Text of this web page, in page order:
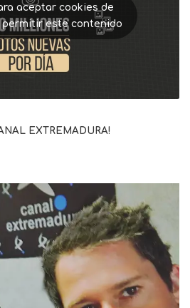
aceptar cookies de
permitir este contenido
EXTREMADURA!